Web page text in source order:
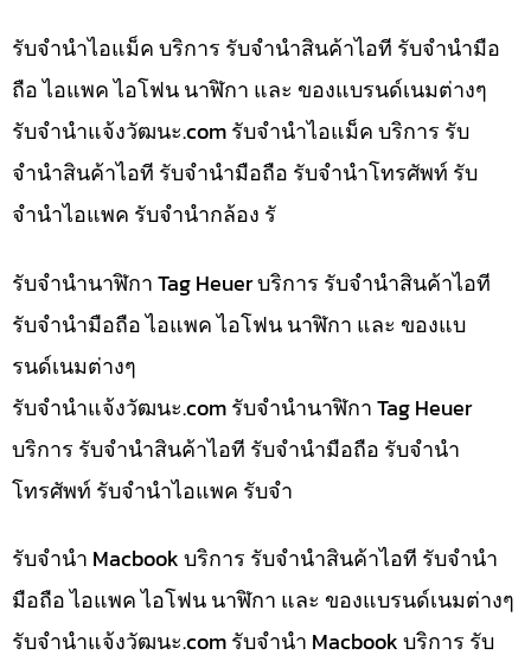
รับจำนำไอแม็ค บริการ รับจำนำสินค้าไอที รับจำนำมือ
ถือ ไอแพค ไอโฟน นาฬิกา และ ของแบรนด์เนมต่างๆ
รับจํานําแจ้งวัฒนะ.com รับจำนำไอแม็ค บริการ รับ
จำนำสินค้าไอที รับจำนำมือถือ รับจำนำโทรศัพท์ รับ
จำนำไอแพค รับจำนำกล้อง รั
รับจำนำนาฬิกา Tag Heuer บริการ รับจำนำสินค้าไอที
รับจำนำมือถือ ไอแพค ไอโฟน นาฬิกา และ ของแบ
รนด์เนมต่างๆ
รับจํานําแจ้งวัฒนะ.com รับจำนำนาฬิกา Tag Heuer
บริการ รับจำนำสินค้าไอที รับจำนำมือถือ รับจำนำ
โทรศัพท์ รับจำนำไอแพค รับจำ
รับจำนำ Macbook บริการ รับจำนำสินค้าไอที รับจำนำ
มือถือ ไอแพค ไอโฟน นาฬิกา และ ของแบรนด์เนมต่างๆ
รับจํานําแจ้งวัฒนะ.com รับจำนำ Macbook บริการ รับ